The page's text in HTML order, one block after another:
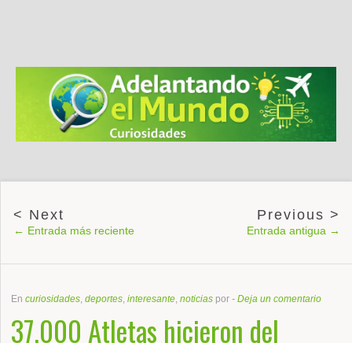
← Entrada más reciente Entrada antigua →
Encuriosidades,deportes,interesante,noticias por- Deja un comentario
37.000 Atletas hicieron del